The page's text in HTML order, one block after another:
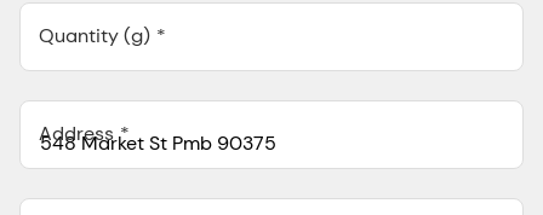
Quantity (g)
Address